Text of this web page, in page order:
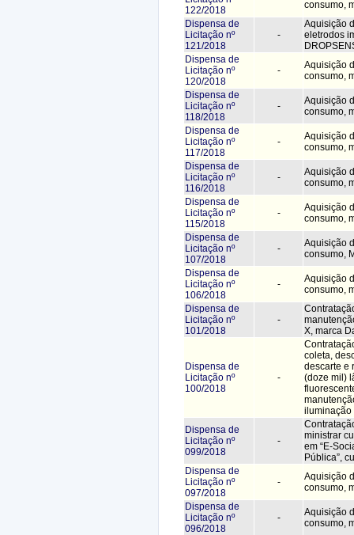
122/2018
consumo,
Dispensa de
Licitação nº
121/2018
-
Aquisição
eletrodos
Dispensa de
Licitação nº
120/2018
-
Aquisição
consumo,
Dispensa de
Licitação nº
118/2018
-
Aquisição
consumo,
Dispensa de
Licitação nº
117/2018
-
Aquisição
consumo,
Dispensa de
Licitação nº
116/2018
-
Aquisição
consumo,
Dispensa de
Licitação nº
115/2018
-
Aquisição
consumo,
Dispensa de
Licitação nº
107/2018
-
Aquisição
consumo,
Dispensa de
Licitação nº
106/2018
-
Aquisição
consumo,
Dispensa de
Licitação nº
101/2018
-
X, marca
Dispensa de
Licitação nº
100/2018
-
coleta,
descarte e
(doze mil)
iluminação
Dispensa de
Licitação nº
099/2018
-
ministrar
em “E-
Pública”,
Dispensa de
Licitação nº
097/2018
-
Aquisição
consumo,
Dispensa de
Licitação nº
096/2018
-
Aquisição
consumo,